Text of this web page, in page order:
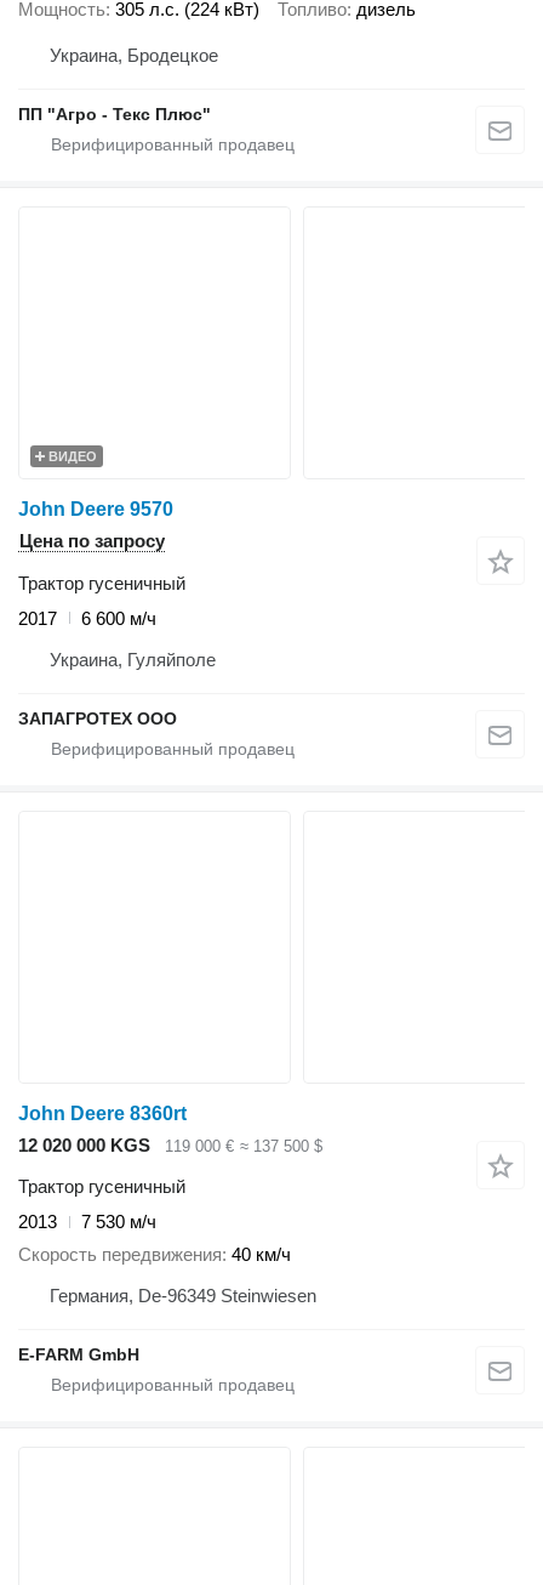
Мощность 305 л.с. (224 кВт) Топливо дизель
Украина, Бродецкое
ПП "Агро - Текс Плюс"
ВИДЕО
John Deere 9570
Цена по запросу
Трактор гусеничный
2017
6 600 м/ч
Украина, Гуляйполе
ЗАПАГРОТЕХ ООО
John Deere 8360rt
12 020 000 KGS
119 000 € ≈ 137 500 $
Трактор гусеничный
2013
7 530 м/ч
Скорость передвижения 40 км/ч
Германия, De-96349 Steinwiesen
E-FARM GmbH